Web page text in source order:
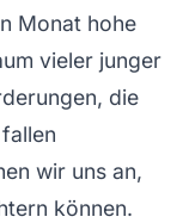
Monat hohe
vieler junger
die
wir uns an,
können.